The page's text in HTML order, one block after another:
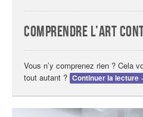
Comprendre l’art
Vous n’y comprenez rien ? Cela
tout autant ? Continuer la lecture